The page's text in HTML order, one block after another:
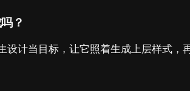
？
设计当目标，让它照着生成上层样式，